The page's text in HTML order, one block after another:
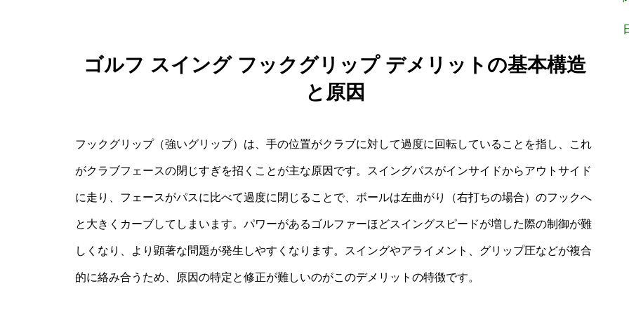
ゴルフ スイング フックグリップ デメリットの基本構造
と原因
フックグリップ（強いグリップ）は、手の位置がクラブに対して過度に回転していることを指し、これ
がクラブフェースの閉じすぎを招くことが主な原因です。スイングパスがインサイドからアウトサイド
に走り、フェースがパスに比べて過度に閉じることで、ボールは左曲がり（右打ちの場合）のフックへ
と大きくカーブしてしまいます。パワーがあるゴルファーほどスイングスピードが増した際の制御が難
しくなり、より顕著な問題が発生しやすくなります。スイングやアライメント、グリップ圧などが複合
的に絡み合うため、原因の特定と修正が難しいのがこのデメリットの特徴です。